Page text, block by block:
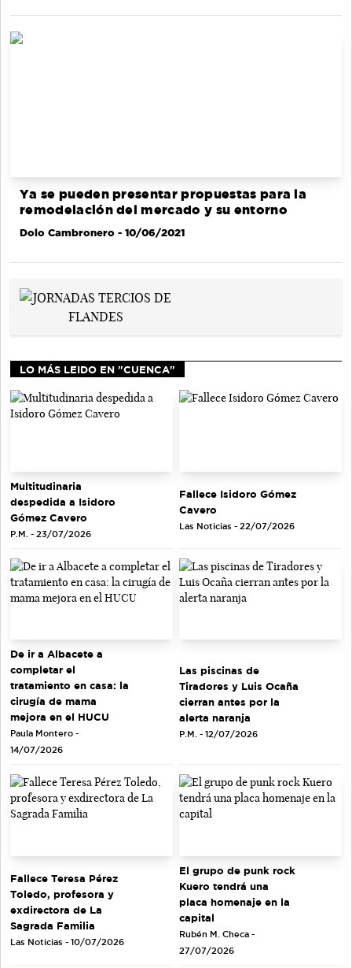
Ya se pueden presentar propuestas para la
remodelación del mercado y su entorno
Dolo Cambronero - 10/06/2021
LO MÁS LEIDO EN "CUENCA"
Multitudinaria
despedida a Isidoro
Gómez Cavero
P.M. - 23/07/2026
Fallece Isidoro Gómez
Cavero
Las Noticias - 22/07/2026
De ir a Albacete a
completar el
tratamiento en casa: la
cirugía de mama
mejora en el HUCU
Paula Montero -
14/07/2026
Las piscinas de
Tiradores y Luis Ocaña
cierran antes por la
alerta naranja
P.M. - 12/07/2026
Fallece Teresa Pérez
Toledo, profesora y
exdirectora de La
Sagrada Familia
Las Noticias - 10/07/2026
El grupo de punk rock
Kuero tendrá una
placa homenaje en la
capital
Rubén M. Checa -
27/07/2026